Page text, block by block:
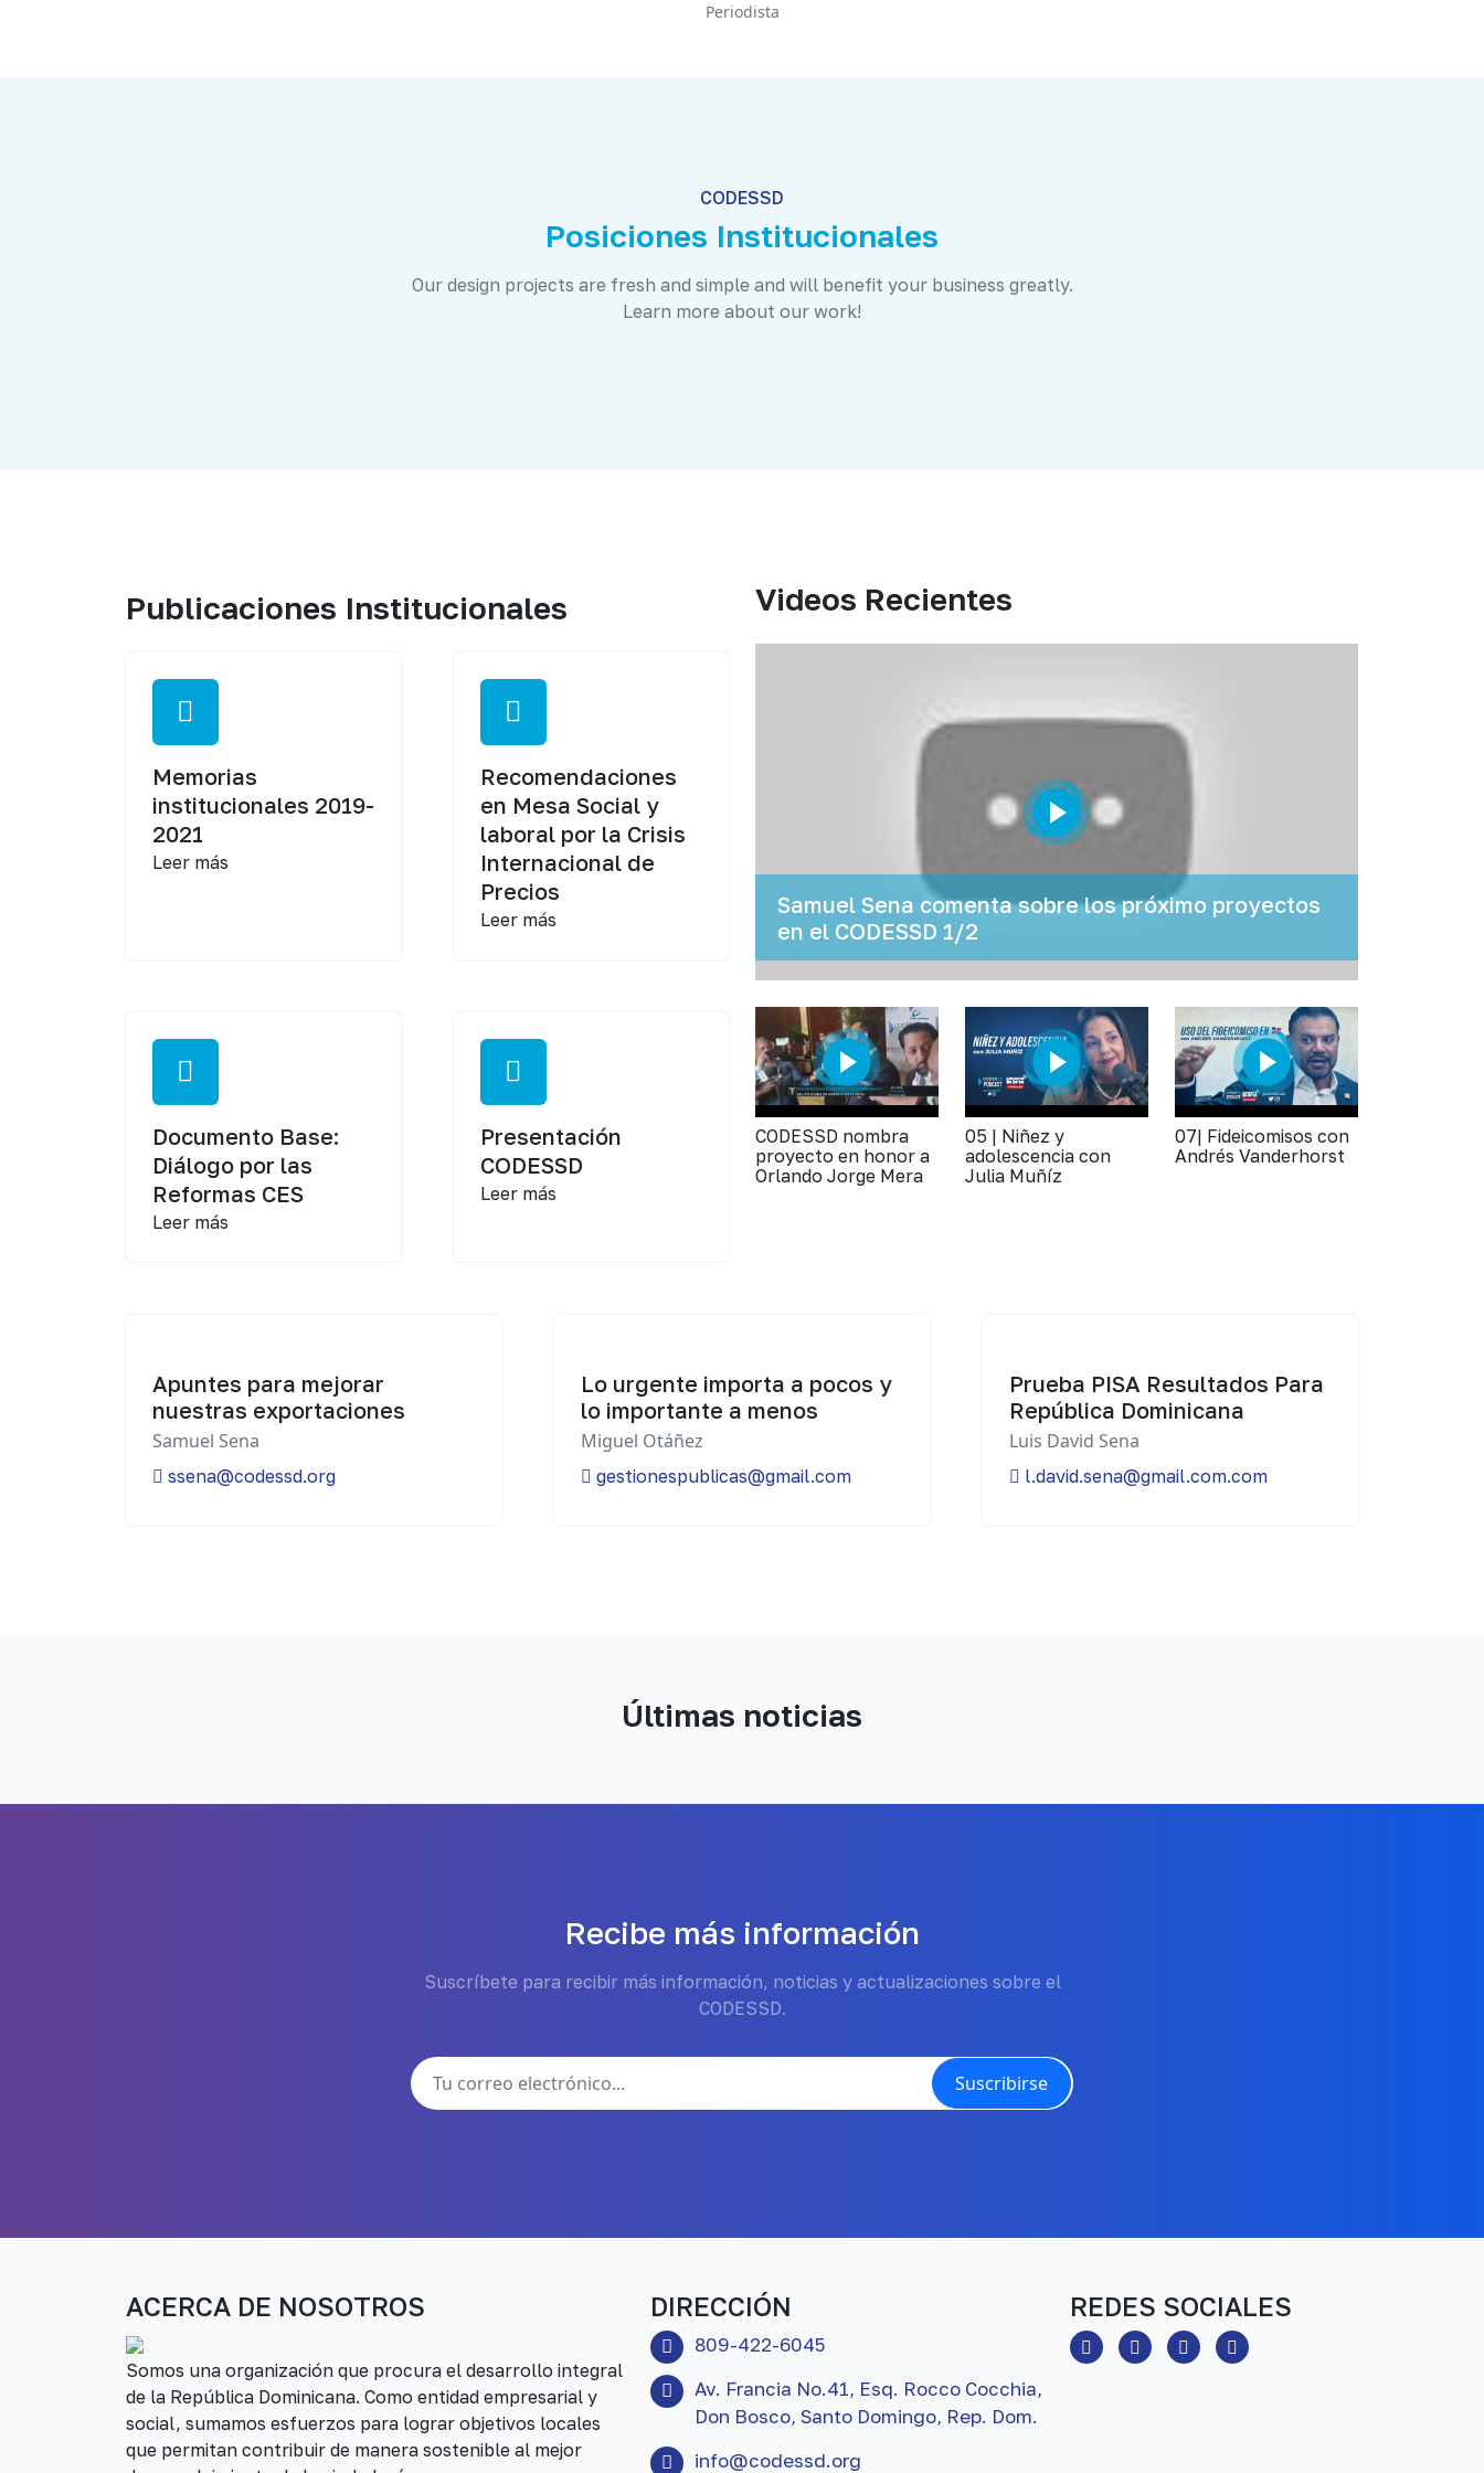
Periodista
CODESSD
Posiciones Institucionales
Our design projects are fresh and simple and will benefit your business greatly.
Learn more about our work!
Publicaciones Institucionales
Memorias
institucionales 2019-
2021
Leer más
Recomendaciones
en Mesa Social y
laboral por la Crisis
Internacional de
Precios
Leer más
Documento Base:
Diálogo por las
Reformas CES
Leer más
Presentación
CODESSD
Leer más
Videos Recientes
Samuel Sena comenta sobre los próximo proyectos
en el CODESSD 1/2
CODESSD nombra
proyecto en honor a
Orlando Jorge Mera
05 | Niñez y
adolescencia con
Julia Muñíz
07| Fideicomisos con
Andrés Vanderhorst
Apuntes para mejorar
nuestras exportaciones
Samuel Sena
ssena@codessd.org
Lo urgente importa a pocos y
lo importante a menos
Miguel Otáñez
gestionespublicas@gmail.com
Prueba PISA Resultados Para
República Dominicana
Luis David Sena
l.david.sena@gmail.com.com
Últimas noticias
Recibe más información
Suscríbete para recibir más información, noticias y actualizaciones sobre el
CODESSD.
Suscribirse
ACERCA DE NOSOTROS
Somos una organización que procura el desarrollo integral
de la República Dominicana. Como entidad empresarial y
social, sumamos esfuerzos para lograr objetivos locales
que permitan contribuir de manera sostenible al mejor
DIRECCIÓN
809-422-6045
Av. Francia No.41, Esq. Rocco Cocchia,
Don Bosco, Santo Domingo, Rep. Dom.
info@codessd.org
REDES SOCIALES